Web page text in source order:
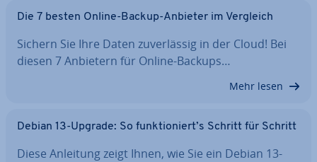
Die 7 besten Online-Backup-Anbieter im Vergleich
Sichern Sie Ihre Daten zu­ver­läs­sig in der Cloud! Bei
diesen 7 Anbietern für Online-Backups…
Mehr lesen
Debian 13-Upgrade: So funk­tio­niert’s Schritt für Schritt
Diese Anleitung zeigt Ihnen, wie Sie ein Debian 13-